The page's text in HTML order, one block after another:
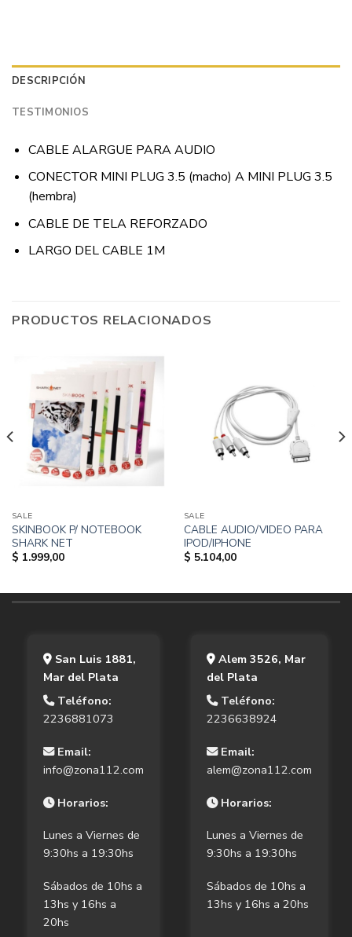
DESCRIPCIÓN
TESTIMONIOS
CABLE ALARGUE PARA AUDIO
CONECTOR MINI PLUG 3.5 (macho) A MINI PLUG 3.5
(hembra)
CABLE DE TELA REFORZADO
LARGO DEL CABLE 1M
PRODUCTOS RELACIONADOS
SALE
SKINBOOK P/ NOTEBOOK
SHARK NET
$ 1.999,00
SALE
CABLE AUDIO/VIDEO PARA
IPOD/IPHONE
$ 5.104,00
San Luis 1881,
Mar del Plata
Teléfono:
2236881073
Email:
info@zona112.com
Horarios:
Lunes a Viernes de
9:30hs a 19:30hs
Sábados de 10hs a
13hs y 16hs a
20hs
Alem 3526, Mar
del Plata
Teléfono:
2236638924
Email:
alem@zona112.com
Horarios:
Lunes a Viernes de
9:30hs a 19:30hs
Sábados de 10hs a
13hs y 16hs a 20hs